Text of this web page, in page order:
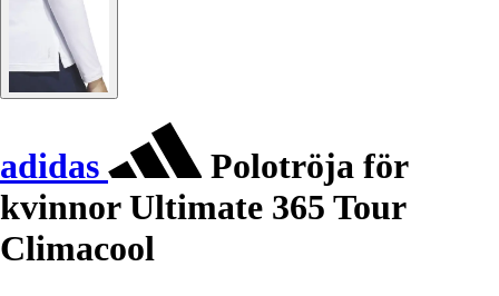
adidas
Polotröja för
kvinnor Ultimate 365 Tour
Climacool